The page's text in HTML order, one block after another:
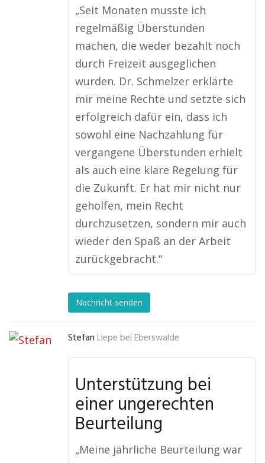
„Seit Monaten musste ich
regelmäßig Überstunden
machen, die weder bezahlt noch
durch Freizeit ausgeglichen
wurden. Dr. Schmelzer erklärte
mir meine Rechte und setzte sich
erfolgreich dafür ein, dass ich
sowohl eine Nachzahlung für
vergangene Überstunden erhielt
als auch eine klare Regelung für
die Zukunft. Er hat mir nicht nur
geholfen, mein Recht
durchzusetzen, sondern mir auch
wieder den Spaß an der Arbeit
zurückgebracht.“
Nachricht senden
Stefan Liepe bei Eberswalde
Unterstützung bei
einer ungerechten
Beurteilung
„Meine jährliche Beurteilung war